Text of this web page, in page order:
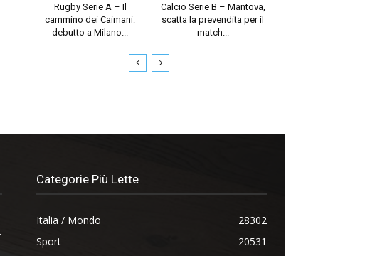
Rugby Serie A – Il
cammino dei Caimani:
debutto a Milano...
Calcio Serie B – Mantova,
scatta la prevendita per il
match...
Categorie Più Lette
Italia / Mondo
28302
Sport
20531